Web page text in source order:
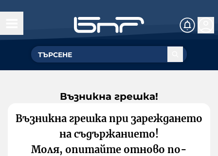
Възникна грешка!
Възникна грешка при зареждането
на съдържанието!
Моля, опитайте отново по-